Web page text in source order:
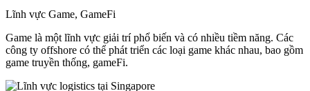
Lĩnh vực Game, GameFi
Game là một lĩnh vực giải trí phổ biến và có nhiều tiềm năng. Các
công ty offshore có thể phát triển các loại game khác nhau, bao gồm
game truyền thống, gameFi.